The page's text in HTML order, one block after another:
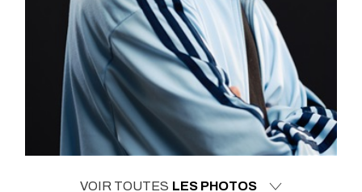
VOIR TOUTES LES PHOTOS